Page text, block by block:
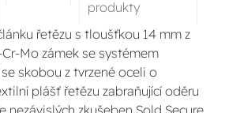
produkty
řetězu s tloušťkou 14 mm z
Mo zámek se systémem
skobou z tvrzené oceli o
plášť řetězu zabraňující oděru
nezávislých zkušeben Sold Secure